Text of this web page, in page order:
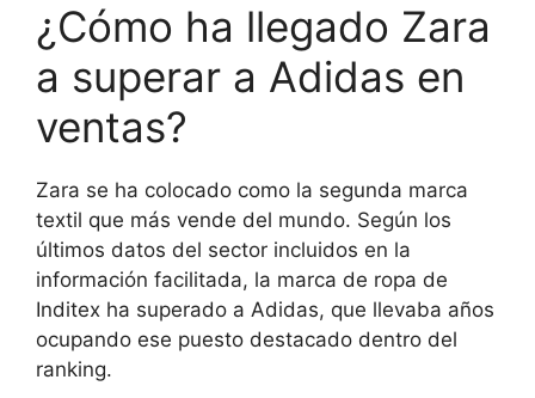
¿Cómo ha llegado Zara
a superar a Adidas en
ventas?
Zara se ha colocado como la segunda marca
textil que más vende del mundo. Según los
últimos datos del sector incluidos en la
información facilitada, la marca de ropa de
Inditex ha superado a Adidas, que llevaba años
ocupando ese puesto destacado dentro del
ranking.